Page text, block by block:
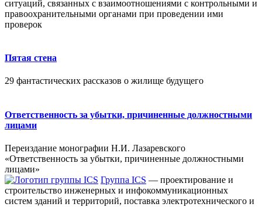
ситуаций, связанных с взаимоотношениями с контрольными и
правоохранительными органами при проведении ими
проверок
Пятая стена
29 фантастических рассказов о жилище будущего
Ответственность за убытки, причиненные должностными
лицами
Переиздание монографии Н.И. Лазаревского
«Ответственность за убытки, причиненные должностными
лицами»
Группа ICS — проектирование и
строительство инженерных и инфокоммуникационных
систем зданий и территорий, поставка электротехнического и